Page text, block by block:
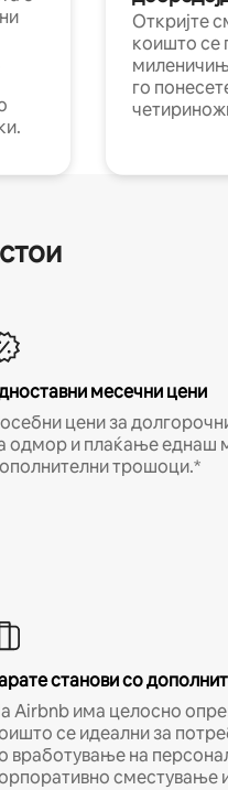
Откријте
коишто се
го
месечни цени
цени за
одмор и плаќање еднаш
трошоци.*
станови со
Airbnb има целосно
се идеални за
вработување на
сместување